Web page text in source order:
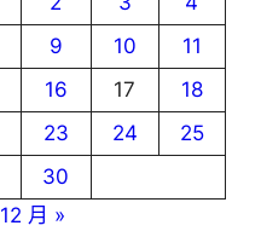
9 10
11
16 17
18
23 24
25
30
12 月 »